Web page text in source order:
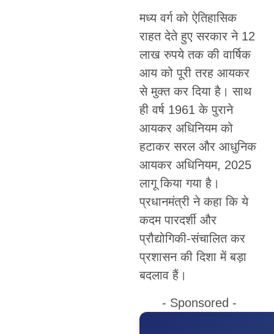
मध्य वर्ग को ऐतिहासिक
राहत देते हुए सरकार ने 12
लाख रुपये तक की वार्षिक
आय को पूरी तरह आयकर
से मुक्त कर दिया है। साथ
ही वर्ष 1961 के पुराने
आयकर अधिनियम को
हटाकर सरल और आधुनिक
आयकर अधिनियम, 2025
लागू किया गया है।
प्रधानमंत्री ने कहा कि ये
कदम पारदर्शी और
प्रौद्योगिकी-संचालित कर
प्रशासन की दिशा में बड़ा
बदलाव हैं।
- Sponsored -